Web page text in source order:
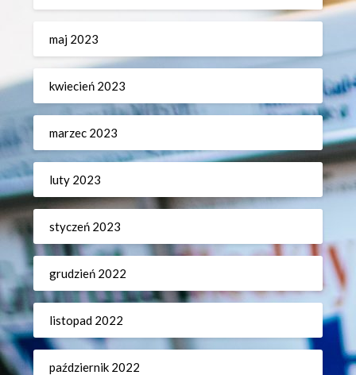
maj 2023
kwiecień 2023
marzec 2023
luty 2023
styczeń 2023
grudzień 2022
listopad 2022
październik 2022